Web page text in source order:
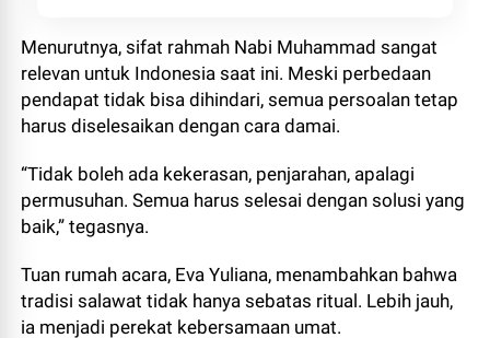
Menurutnya, sifat rahmah Nabi Muhammad sangat
relevan untuk Indonesia saat ini. Meski perbedaan
pendapat tidak bisa dihindari, semua persoalan tetap
harus diselesaikan dengan cara damai.
“Tidak boleh ada kekerasan, penjarahan, apalagi
permusuhan. Semua harus selesai dengan solusi yang
baik,” tegasnya.
Tuan rumah acara, Eva Yuliana, menambahkan bahwa
tradisi salawat tidak hanya sebatas ritual. Lebih jauh,
ia menjadi perekat kebersamaan umat.